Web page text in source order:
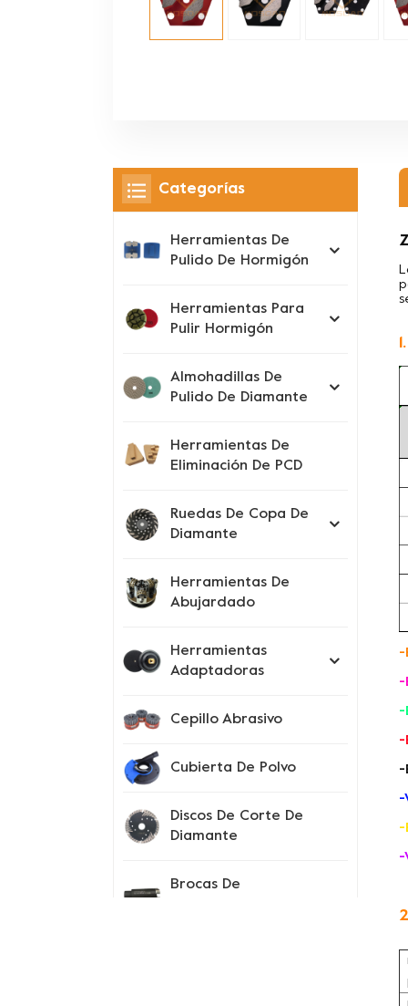
-
-
-
-
-
-
-
-
Categorías
Herramientas De
Pulido De Hormigón
Herramientas Para
Pulir Hormigón
Almohadillas De
Pulido De Diamante
Herramientas De
Eliminación De PCD
Ruedas De Copa De
Diamante
Herramientas De
Abujardado
Herramientas
Adaptadoras
Cepillo Abrasivo
Cubierta De Polvo
Discos De Corte De
Diamante
Brocas De